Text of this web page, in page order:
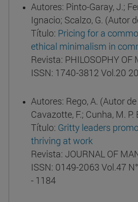
Autores: Pinto-Garay, J.;
Ignacio; Scalzo, G. (Autor
Título: Pricing for a
ethical minimalism in
Revista: PHILOSOPHY OF
ISSN: 1740-3812 Vol.20
Autores: Rego, A. (Autor
Cavazotte, F.; Cunha, M. P.
Título: Gritty leaders
thriving at work
Revista: JOURNAL OF
ISSN: 0149-2063 Vol.47
- 1184